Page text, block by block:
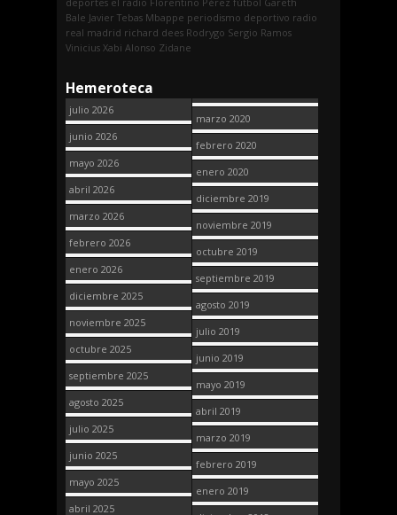
Bale Javier Tebas Mbappe periodismo deportivo radio
real madrid richard dees Rodrygo Sergio Ramos
Vinicius Xabi Alonso Zidane
Hemeroteca
julio 2026
junio 2026
mayo 2026
abril 2026
marzo 2026
febrero 2026
enero 2026
diciembre 2025
noviembre 2025
octubre 2025
septiembre 2025
agosto 2025
julio 2025
junio 2025
mayo 2025
abril 2025
marzo 2020
febrero 2020
enero 2020
diciembre 2019
noviembre 2019
octubre 2019
septiembre 2019
agosto 2019
julio 2019
junio 2019
mayo 2019
abril 2019
marzo 2019
febrero 2019
enero 2019